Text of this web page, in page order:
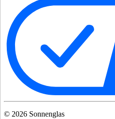
© 2026 Sonnenglas